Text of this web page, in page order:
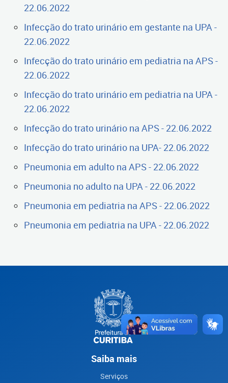
22.06.2022
Infecção do trato urinário em gestante na UPA -
22.06.2022
Infecção do trato urinário em pediatria na APS -
22.06.2022
Infecção do trato urinário em pediatria na UPA -
22.06.2022
Infecção do trato urinário na APS - 22.06.2022
Infecção do trato urinário na UPA- 22.06.2022
Pneumonia em adulto na APS - 22.06.2022
Pneumonia no adulto na UPA - 22.06.2022
Pneumonia em pediatria na APS - 22.06.2022
Pneumonia em pediatria na UPA - 22.06.2022
Saiba mais
Serviços